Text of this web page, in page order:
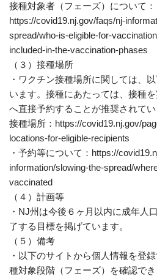
接種対象者（フェーズ）について：
https://covid19.nj.gov/faqs/nj-
spread/who-is-eligible-for-
included-in-the-vaccination-phases
（３）接種場所
・ワクチン接種場所に関しては、
います。接種にあたっては、接種
へ直接予約することが推奨されてい
接種場所：https://covid19.nj.gov/
locations-for-eligible-recipients
・予約等について：https://
information/slowing-the-spread/
vaccinated
（４）計画等
・NJ州は今後６ヶ月以内に成年人
了する目標を掲げています。
（５）備考
・以下のサイトから個人情報を登
種対象段階（フェーズ）を確認で